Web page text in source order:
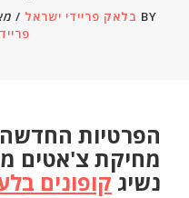
BY בלאק פריידי ישראל / מאי
הפרטיות
מחיקת צ'אטים
נשיגקופונים